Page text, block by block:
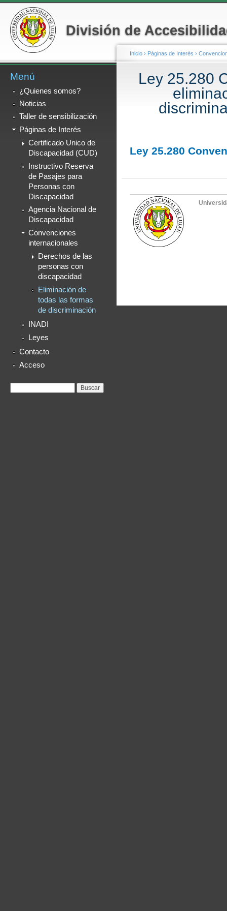
División de
Menú secundario
Menú
¿Quienes somos?
Noticias
Taller de sensibilización
Páginas de Interés
Certificado Unico de
Discapacidad (CUD)
Instructivo Reserva
de Pasajes para
Personas con
Discapacidad
Agencia Nacional de
Discapacidad
Convenciones
internacionales
Derechos de las
personas con
discapacidad
Eliminación de
todas las formas
de discriminación
INADI
Leyes
Contacto
Acceso
Se encuentra usted
Inicio › Páginas de Interés ›
Ley 25.280
Ley 25.280